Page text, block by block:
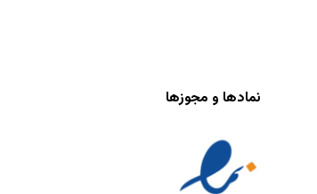
نمادها و مجوزها